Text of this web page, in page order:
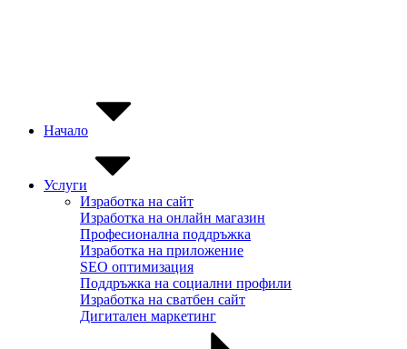
Начало
Услуги
Изработка на сайт
Изработка на онлайн магазин
Професионална поддръжка
Изработка на приложение
SEO оптимизация
Поддръжка на социални профили
Изработка на сватбен сайт
Дигитален маркетинг